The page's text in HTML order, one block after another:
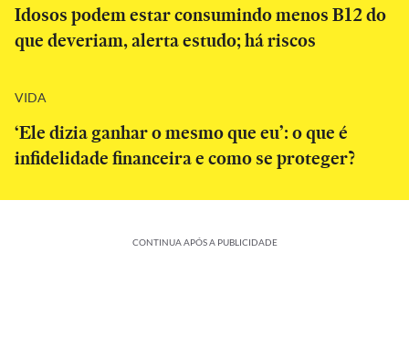
Idosos podem estar consumindo menos B12 do
que deveriam, alerta estudo; há riscos
VIDA
‘Ele dizia ganhar o mesmo que eu’: o que é
infidelidade financeira e como se proteger?
CONTINUA APÓS A PUBLICIDADE